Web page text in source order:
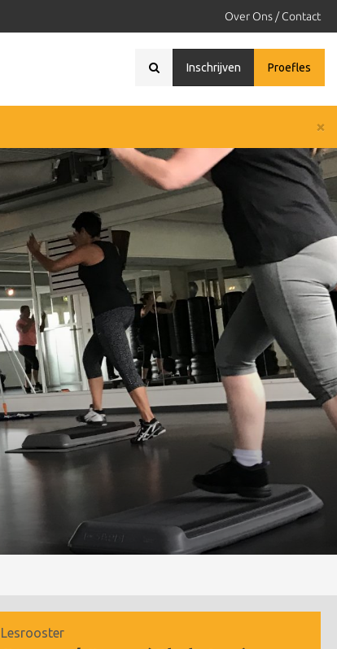
Over Ons / Contact
Inschrijven Proefles
×
Lesrooster